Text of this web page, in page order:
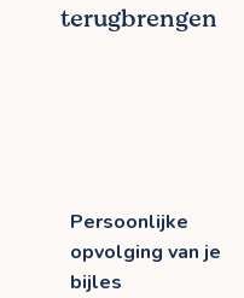
terugbrengen
Persoonlijke
opvolging van je
bijles